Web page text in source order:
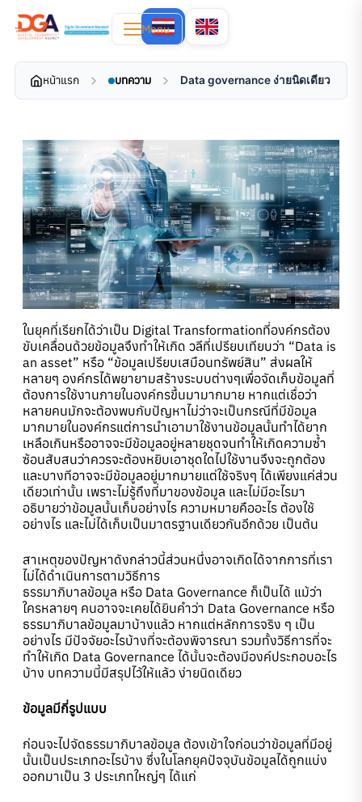
Menu
หน้าแรก บทความ Data governance ง่ายนิดเดียว
ในยุคที่เรียกได้ว่าเป็น Digital Transformationที่องค์กรต้อง
ขับเคลื่อนด้วยข้อมูลจึงทำให้เกิด วลีที่เปรียบเทียบว่า “Data is
an asset” หรือ “ข้อมูลเปรียบเสมือนทรัพย์สิน” ส่งผลให้
หลายๆ องค์กรได้พยายามสร้างระบบต่างๆเพื่อจัดเก็บข้อมูลที่
ต้องการใช้งานภายในองค์กรขึ้นมามากมาย หากแต่เชื่อว่า
หลายคนมักจะต้องพบกับปัญหาไม่ว่าจะเป็นกรณีที่มีข้อมูล
มากมายในองค์กรแต่การนำเอามาใช้งานข้อมูลนั้นทำได้ยาก
เหลือเกินหรืออาจจะมีข้อมูลอยู่หลายชุดจนทำให้เกิดความซ้ำ
ซ้อนสับสนว่าควรจะต้องหยิบเอาชุดใดไปใช้งานจึงจะถูกต้อง
และบางทีอาจจะมีข้อมูลอยู่มากมายแต่ใช้จริงๆ ได้เพียงแค่ส่วน
เดียวเท่านั้น เพราะไม่รู้ถึงที่มาของข้อมูล และไม่มีอะไรมา
อธิบายว่าข้อมูลนั้นเก็บอย่างไร ความหมายคืออะไร ต้องใช้
อย่างไร และไม่ได้เก็บเป็นมาตรฐานเดียวกันอีกด้วย เป็นต้น
สาเหตุของปัญหาดังกล่าวนี้ส่วนหนึ่งอาจเกิดได้จากการที่เรา
ไม่ได้ดำเนินการตามวิธีการ
ธรรมาภิบาลข้อมูล หรือ Data Governance ก็เป็นได้ แม้ว่า
ใครหลายๆ คนอาจจะเคยได้ยินคำว่า Data Governance หรือ
ธรรมาภิบาลข้อมูลมาบ้างแล้ว หากแต่หลักการจริง ๆ เป็น
อย่างไร มีปัจจัยอะไรบ้างที่จะต้องพิจารณา รวมทั้งวิธีการที่จะ
ทำให้เกิด Data Governance ได้นั้นจะต้องมีองค์ประกอบอะไร
บ้าง บทความนี้มีสรุปไว้ให้แล้ว ง่ายนิดเดียว
ข้อมูลมีกี่รูปแบบ
ก่อนจะไปจัดธรรมาภิบาลข้อมูล ต้องเข้าใจก่อนว่าข้อมูลที่มีอยู่
นั้นเป็นประเภทอะไรบ้าง ซึ่งในโลกยุคปัจจุบันข้อมูลได้ถูกแบ่ง
ออกมาเป็น 3 ประเภทใหญ่ๆ ได้แก่